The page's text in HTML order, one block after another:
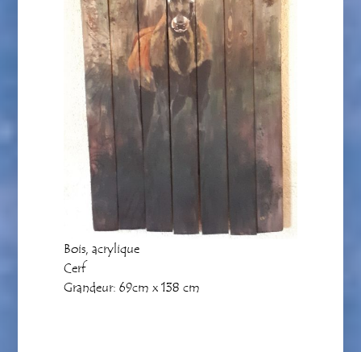
Bois, acrylique
Cerf
Grandeur: 69cm x 138 cm